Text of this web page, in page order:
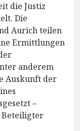
die Justiz
Die
Aurich teilen
Ermittlungen
anderem
Auskunft der
–
Beteiligter